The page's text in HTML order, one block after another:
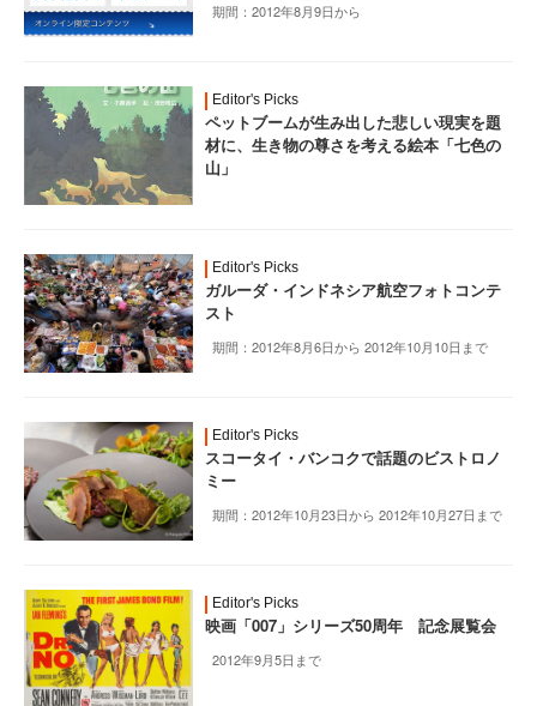
期間：2012年8月9日から
Editor's Picks
ペットブームが生み出した悲しい現実を題
材に、生き物の尊さを考える絵本「七色の
山」
Editor's Picks
ガルーダ・インドネシア航空フォトコンテ
スト
期間：2012年8月6日から 2012年10月10日まで
Editor's Picks
スコータイ・バンコクで話題のビストロノ
ミー
期間：2012年10月23日から 2012年10月27日まで
Editor's Picks
映画「007」シリーズ50周年 記念展覧会
2012年9月5日まで